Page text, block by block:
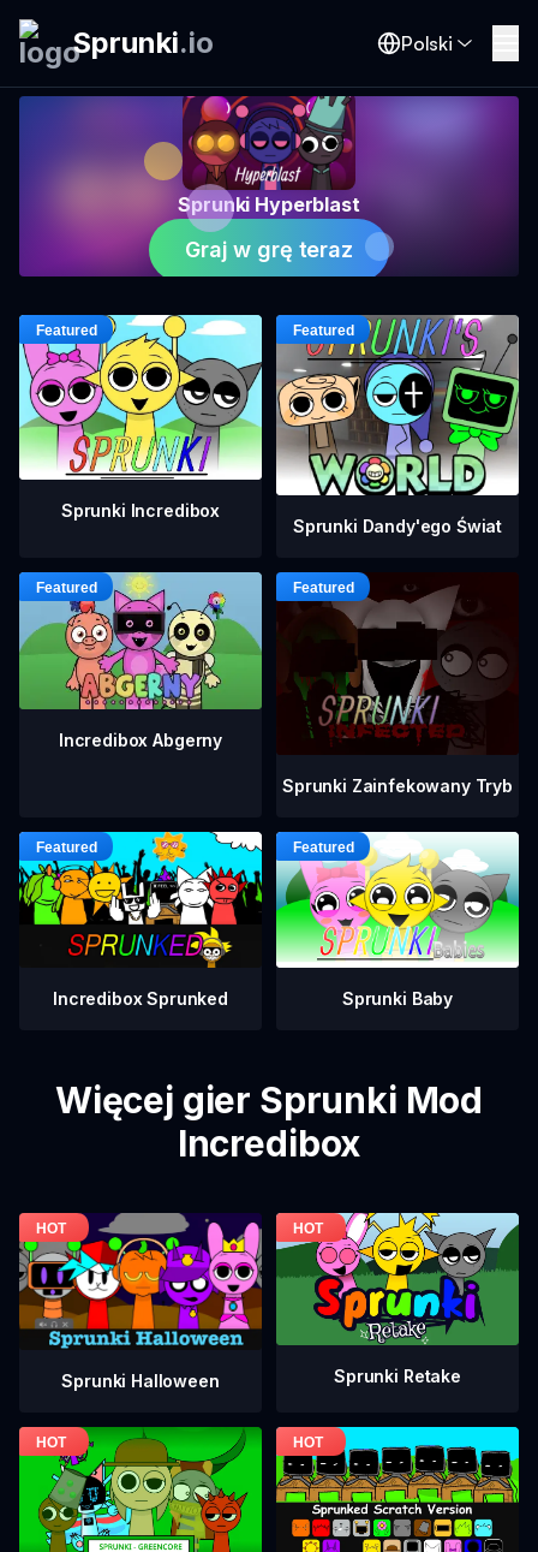
Sprunki.io Polski
Sprunki Hyperblast
Graj w grę teraz
Sprunki Incredibox
Sprunki Dandy'ego Świat
Incredibox Abgerny
Sprunki Zainfekowany Tryb
Incredibox Sprunked Sprunki Baby
Więcej gier Sprunki Mod
Incredibox
Sprunki Halloween Sprunki Retake